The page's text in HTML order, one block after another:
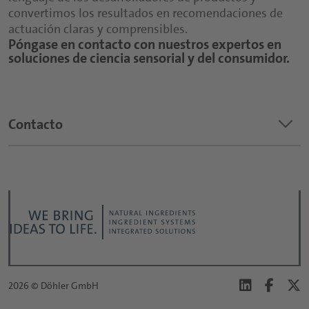
Más información:
Login D|PLUS
Comprensión global de la categoría a la que
su producto pertenece desde el punto de
vista sensorial
directamente en la optimización
Desarrollo rápido, flexible e interactivo
convertimos los resultados en recomendaciones de
actuación claras y comprensibles.
Póngase en contacto con nuestros expertos en
soluciones de ciencia sensorial y del consumidor.
Contacto keyboard_arrow_down
2026 © Döhler GmbH